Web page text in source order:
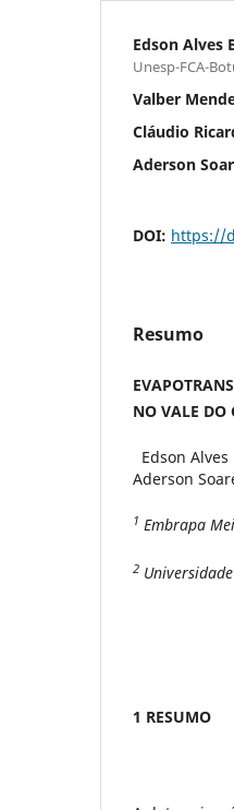
Edson Alves
Unesp-FCA-
Valber
Cláudio
Aderson
DOI: https://
Resumo
NO VALE DO
Edson Alves
Aderson
1 Embrapa
2
1 RESUMO